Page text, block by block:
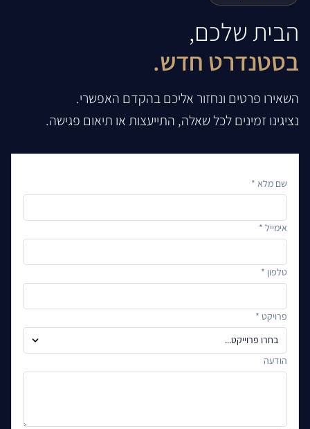
הבית שלכם,
בסטנדרט חדש.
השאירו פרטים ונחזור אליכם בהקדם האפשרי.
נציגינו זמינים לכל שאלה, התייעצות או תיאום פגישה.
שם מלא *
אימייל *
טלפון *
פרויקט *
הודעה